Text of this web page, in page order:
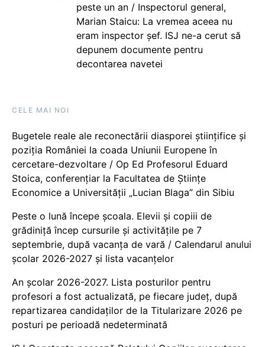
peste un an / Inspectorul general,
Marian Staicu: La vremea aceea nu
eram inspector șef. ISJ ne-a cerut să
depunem documente pentru
decontarea navetei
CELE MAI NOI
Bugetele reale ale reconectării diasporei științifice și
poziția României la coada Uniunii Europene în
cercetare-dezvoltare / Op Ed Profesorul Eduard
Stoica, conferențiar la Facultatea de Științe
Economice a Universității „Lucian Blaga” din Sibiu
Peste o lună începe școala. Elevii și copiii de
grădiniță încep cursurile și activitățile pe 7
septembrie, după vacanța de vară / Calendarul anului
școlar 2026-2027 și lista vacanțelor
An școlar 2026-2027. Lista posturilor pentru
profesori a fost actualizată, pe fiecare județ, după
repartizarea candidaților de la Titularizare 2026 pe
posturi pe perioadă nedeterminată